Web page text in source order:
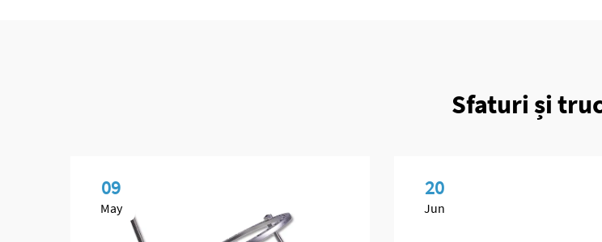
Sfaturi și
09
May
20
Jun